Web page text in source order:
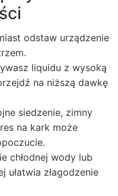
odstaw urządzenie
liquidu z wysoką
na niższą dawkę
siedzenie, zimny
na kark może
chłodnej wody lub
ułatwia złagodzenie